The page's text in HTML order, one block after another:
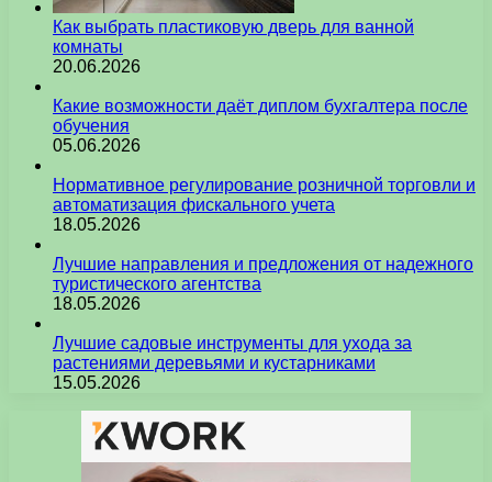
Как выбрать пластиковую дверь для ванной
комнаты
20.06.2026
Какие возможности даёт диплом бухгалтера после
обучения
05.06.2026
Нормативное регулирование розничной торговли и
автоматизация фискального учета
18.05.2026
Лучшие направления и предложения от надежного
туристического агентства
18.05.2026
Лучшие садовые инструменты для ухода за
растениями деревьями и кустарниками
15.05.2026